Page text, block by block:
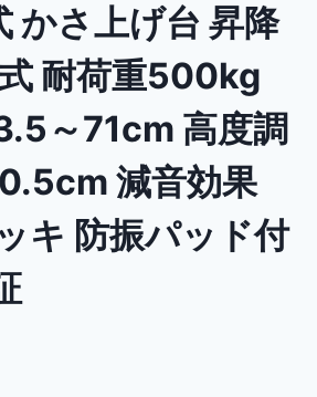
かさ上げ台 昇降
耐荷重500kg
～71cm 高度調
減音効果
キ 防振パッド付